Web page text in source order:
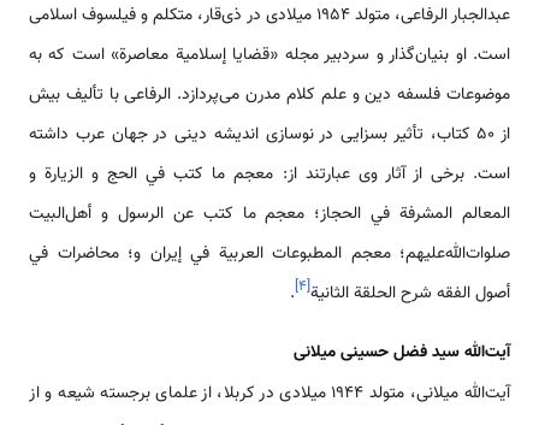
عبدالجبار الرفاعی، متولد ۱۹۵۴ میلادی در ذی‌قار، متکلم و فیلسوف اسلامی
است. او بنیان‌گذار و سردبیر مجله «قضايا إسلامية معاصرة» است که به
موضوعات فلسفه دین و علم کلام مدرن می‌پردازد. الرفاعی با تألیف بیش
از ۵۰ کتاب، تأثیر بسزایی در نوسازی اندیشه دینی در جهان عرب داشته
است. برخی از آثار وی عبارتند از: معجم ما کتب في الحج و الزیارة و
المعالم المشرفة في الحجاز؛ معجم ما كتب عن الرسول و أهل‌البيت
صلوات‌الله‌عليهم؛ معجم المطبوعات العربية في إيران و؛ محاضرات في
أصول الفقه شرح الحلقة الثانیة[۴]
.
آیت‌الله سید فضل حسینی میلانی
آیت‌الله میلانی، متولد ۱۹۴۴ میلادی در کربلا، از علمای برجسته شیعه و از